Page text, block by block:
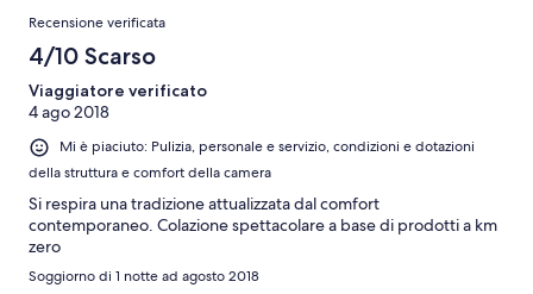
Recensione verificata
4/10 Scarso
Viaggiatore verificato
4 ago 2018
Mi è piaciuto: Pulizia, personale e servizio, condizioni e dotazioni
della struttura e comfort della camera
Si respira una tradizione attualizzata dal comfort
contemporaneo. Colazione spettacolare a base di prodotti a km
zero
Soggiorno di 1 notte ad agosto 2018